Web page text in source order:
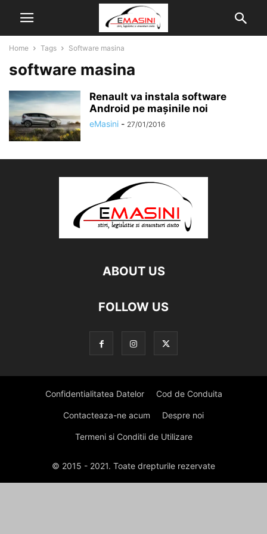
Home Tags Software masina
software masina
Renault va instala software
Android pe mașinile noi
eMasini - 27/01/2016
ABOUT US
FOLLOW US
Confidentialitatea Datelor Cod de Conduita
Contacteaza-ne acum Despre noi
Termeni si Conditii de Utilizare
© 2015 - 2021. Toate drepturile rezervate